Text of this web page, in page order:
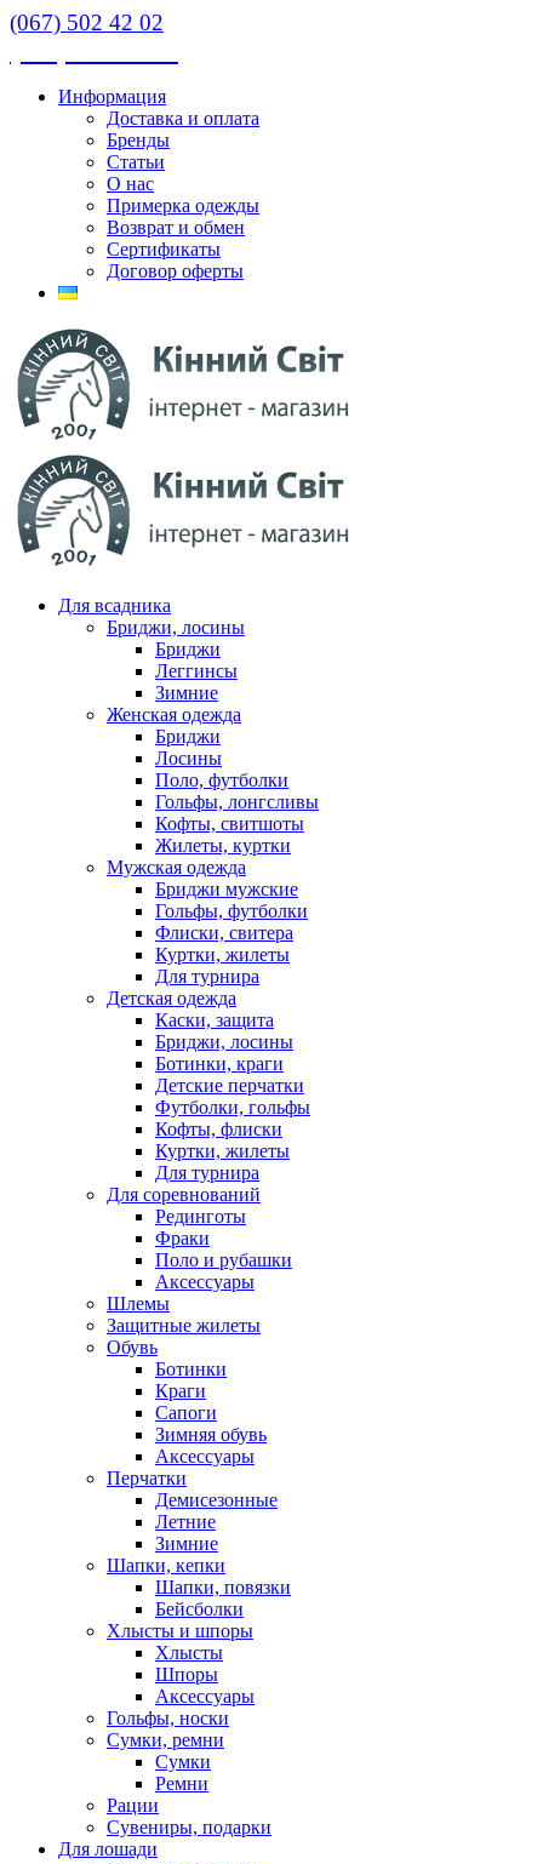
(067) 502 42 02
Информация
Доставка и оплата
Бренды
Статьи
О нас
Примерка одежды
Возврат и обмен
Сертификаты
Договор оферты
Для всадника
Бриджи, лосины
Бриджи
Леггинсы
Зимние
Женская одежда
Бриджи
Лосины
Поло, футболки
Гольфы, лонгсливы
Кофты, свитшоты
Жилеты, куртки
Мужская одежда
Бриджи мужские
Гольфы, футболки
Флиски, свитера
Куртки, жилеты
Для турнира
Детская одежда
Каски, защита
Бриджи, лосины
Ботинки, краги
Детские перчатки
Футболки, гольфы
Кофты, флиски
Куртки, жилеты
Для турнира
Для соревнований
Рединготы
Фраки
Поло и рубашки
Аксессуары
Шлемы
Защитные жилеты
Обувь
Ботинки
Краги
Сапоги
Зимняя обувь
Аксессуары
Перчатки
Демисезонные
Летние
Зимние
Шапки, кепки
Шапки, повязки
Бейсболки
Хлысты и шпоры
Хлысты
Шпоры
Аксессуары
Гольфы, носки
Сумки, ремни
Сумки
Ремни
Рации
Сувениры, подарки
Для лошади